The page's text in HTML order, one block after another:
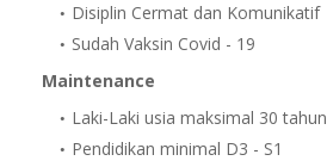
Disiplin Cermat dan Komunikatif
Sudah Vaksin Covid - 19
Maintenance
Laki-Laki usia maksimal 30 tahun
Pendidikan minimal D3 - S1